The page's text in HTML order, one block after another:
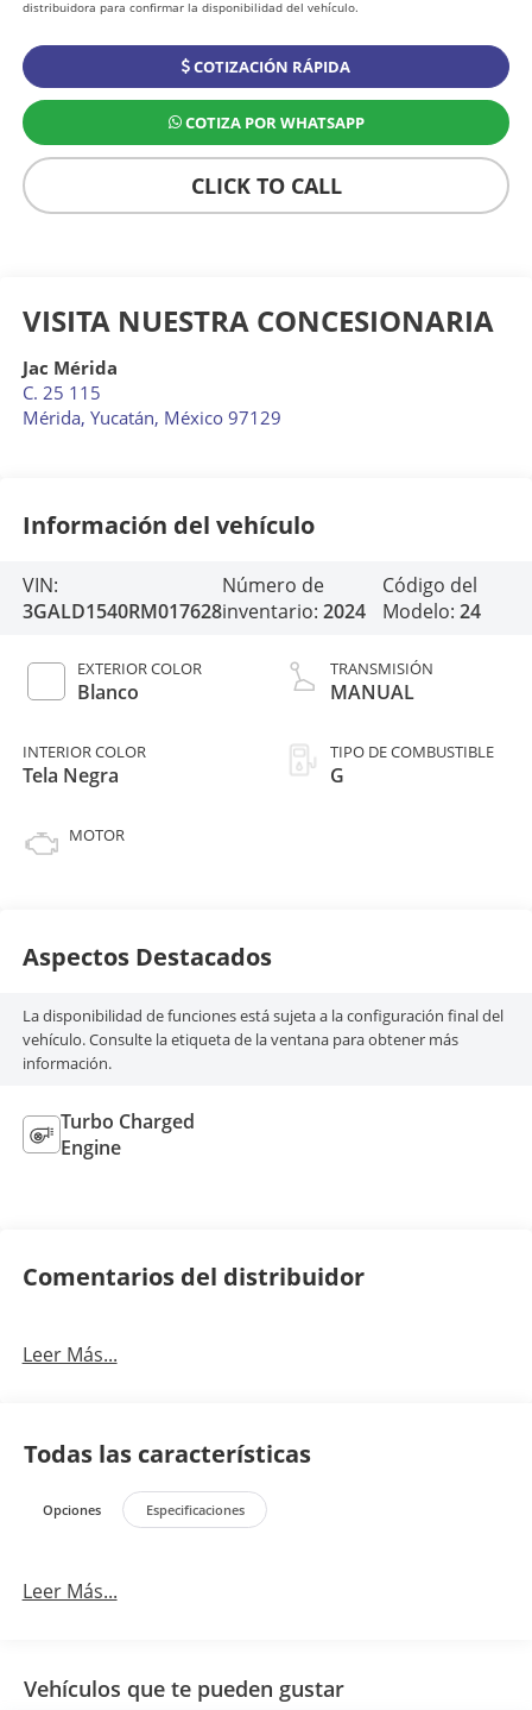
distribuidora para confirmar la disponibilidad del vehículo.
COTIZACIÓN RÁPIDA
COTIZA POR WHATSAPP
CLICK TO CALL
VISITA NUESTRA CONCESIONARIA
Jac Mérida
C. 25 115
Mérida, Yucatán, México 97129
Información del vehículo
VIN:
3GALD1540RM017628
Número de
inventario: 2024
Código del
Modelo:24
EXTERIOR COLOR
Blanco
INTERIOR COLOR
Tela Negra
MOTOR
TRANSMISIÓN
MANUAL
TIPO DE COMBUSTIBLE
G
Aspectos Destacados
La disponibilidad de funciones está sujeta a la configuración final del
vehículo. Consulte la etiqueta de la ventana para obtener más
información.
Turbo Charged
Engine
Comentarios del distribuidor
Leer Más...
Todas las características
Opciones Especificaciones
Leer Más...
Vehículos que te pueden gustar